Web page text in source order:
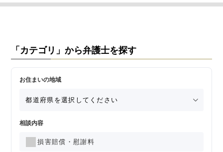
「カテゴリ」から弁護士を探す
お住まいの地域
相談内容
損害賠償・慰謝料